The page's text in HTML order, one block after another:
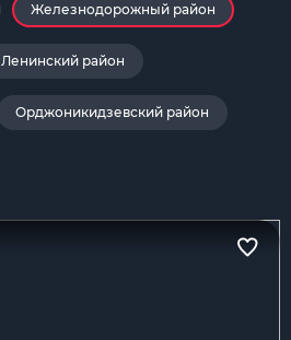
Железнодорожный район
Ленинский район
Орджоникидзевский район